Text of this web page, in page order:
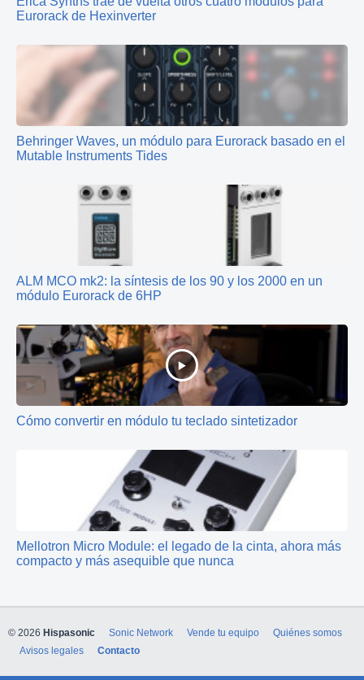
Eurorack de Hexinverter
Behringer Waves, un módulo para Eurorack basado en el
Mutable Instruments Tides
ALM MCO mk2: la síntesis de los 90 y los 2000 en un
módulo Eurorack de 6HP
Cómo convertir en módulo tu teclado sintetizador
Mellotron Micro Module: el legado de la cinta, ahora más
compacto y más asequible que nunca
© 2026 Hispasonic Sonic Network Vende tu equipo
Quiénes somos
Avisos legales
Contacto